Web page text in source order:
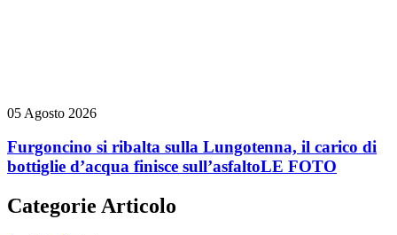
05 Agosto 2026
Furgoncino si ribalta sulla Lungotenna, il carico di
bottiglie d’acqua finisce sull’asfaltoLE FOTO
Categorie Articolo